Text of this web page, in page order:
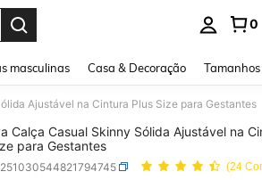
0
masculinas Casa & Decoração
Ajustável na Cintura Plus Size para Gestantes
Calça Casual Skinny Sólida Ajustável na
para Gestantes
(24